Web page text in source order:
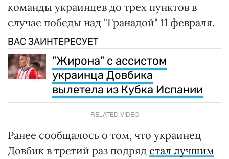
команды украинцев до трех пунктов в
случае победы над "Гранадой" 11 февраля.
ВАС ЗАИНТЕРЕСУЕТ
"Жирона" с ассистом
украинца Довбика
вылетела из Кубка Испании
RELATED VIDEO
Ранее сообщалось о том, что украинец
Довбик в третий раз подряд стал лучшим